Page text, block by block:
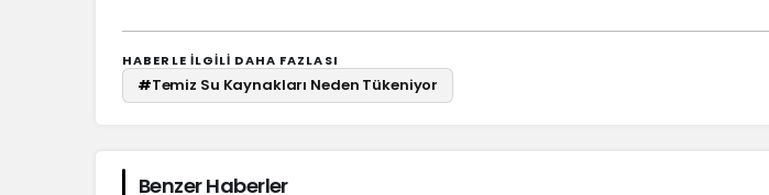
HABERLE ILGILI DAHA FAZLASI
#Temiz Su Kaynakları Neden Tükeniyor
Benzer Haberler